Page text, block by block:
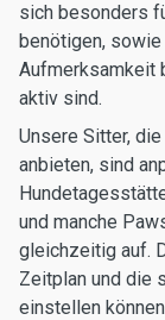
sich besonders
benötigen,
Aufmerksamkeit
aktiv sind.
Unsere Sitter,
anbieten, sind
und manche
gleichzeitig auf.
Zeitplan und die
einstellen